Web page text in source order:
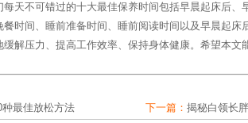
每天不可错过的十大最佳保养时间包括早晨起床后、
餐时间、睡前准备时间、睡前阅读时间以及早晨起床
解压力、提高工作效率、保持身体健康。希望本文
最佳放松方法 下一篇： 揭秘白领长